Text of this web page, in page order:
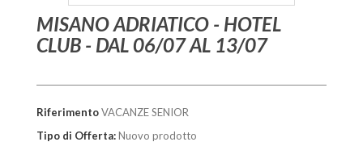
MISANO ADRIATICO - HOTEL
CLUB - DAL 06/07 AL 13/07
RiferimentoVACANZE SENIOR
Tipo di Offerta:Nuovo prodotto